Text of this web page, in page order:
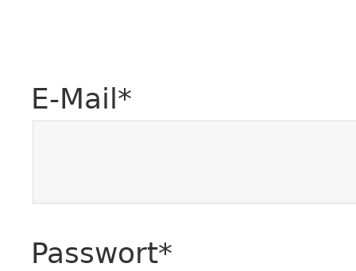
E-Mail*
Passwort*